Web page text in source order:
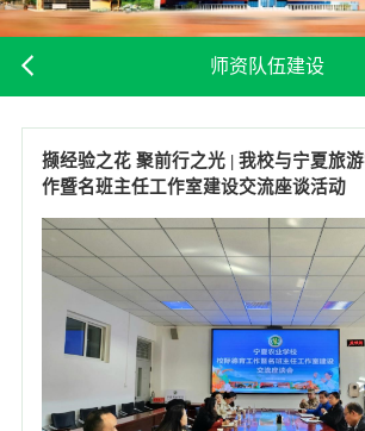
师资队伍建设
撷经验之花 聚前行之光 | 我校与宁夏旅
作暨名班主任工作室建设交流座谈活动